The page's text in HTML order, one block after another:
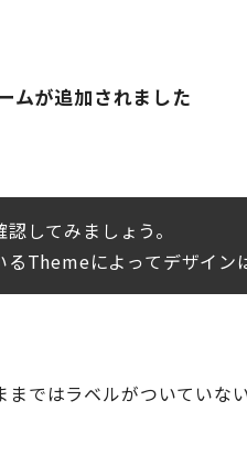
ムが追加されました
してみましょう。
るThemeによってデザイン
まではラベルがついていな